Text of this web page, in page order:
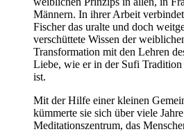
Männern. In ihrer Arbeit
Fischer das uralte und doch
verschüttete Wissen der
Transformation mit den Lehren
Liebe, wie er in der Sufi Tradition
ist.
Mit der Hilfe einer kleinen
kümmerte sie sich über viele
Meditationszentrum, das